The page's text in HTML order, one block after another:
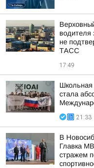
водителя
не
ТАСС
17:49
Школьная
стала
21:33
В
Главка
стражем